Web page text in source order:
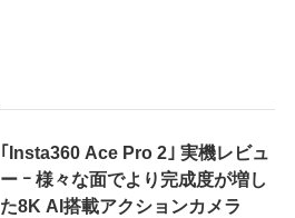
｢Insta360 Ace Pro 2｣ 実機レビュ
ー ｰ 様々な面でより完成度が増し
た8K AI搭載アクションカメラ